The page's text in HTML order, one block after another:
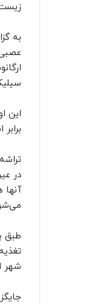
در
آنها
شهر